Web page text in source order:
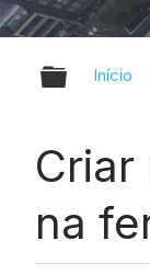
Início
na